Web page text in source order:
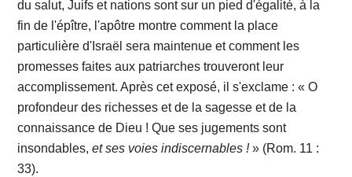
du salut, Juifs et nations sont sur un pied d'égalité, à la
fin de l'épître, l'apôtre montre comment la place
particulière d'Israël sera maintenue et comment les
promesses faites aux patriarches trouveront leur
accomplissement. Après cet exposé, il s'exclame : « O
profondeur des richesses et de la sagesse et de la
connaissance de Dieu ! Que ses jugements sont
insondables,et ses voies indiscernables !» (Rom. 11 :
33).